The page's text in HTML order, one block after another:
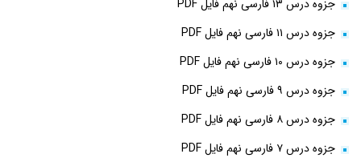
جزوه درس ۱۳ فارسی نهم فایل PDF
جزوه درس ۱۱ فارسی نهم فایل PDF
جزوه درس ۱۰ فارسی نهم فایل PDF
جزوه درس ۹ فارسی نهم فایل PDF
جزوه درس ۸ فارسی نهم فایل PDF
جزوه درس ۷ فارسی نهم فایل PDF